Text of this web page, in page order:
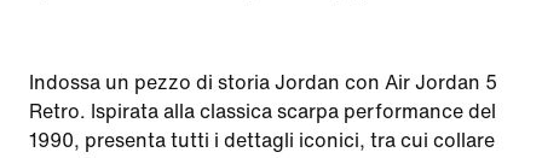
Indossa un pezzo di storia Jordan con Air Jordan 5
Retro. Ispirata alla classica scarpa performance del
1990, presenta tutti i dettagli iconici, tra cui collare